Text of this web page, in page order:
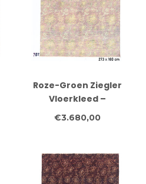
Roze-Groen Ziegler
Vloerkleed –
Bloemenpatroon – 273
€3.680,00